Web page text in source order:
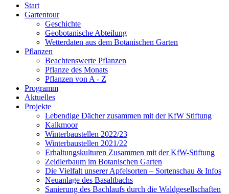
Start
Gartentour
Geschichte
Geobotanische Abteilung
Wetterdaten aus dem Botanischen Garten
Pflanzen
Beachtenswerte Pflanzen
Pflanze des Monats
Pflanzen von A - Z
Programm
Aktuelles
Projekte
Lebendige Dächer zusammen mit der KfW Stiftung
Kalkmoor
Winterbaustellen 2022/23
Winterbaustellen 2021/22
Erhaltungskulturen Zusammen mit der KfW-Stiftung
Zeidlerbaum im Botanischen Garten
Die Vielfalt unserer Apfelsorten – Sortenschau & Infos
Neuanlage des Basaltbachs
Sanierung des Bachlaufs durch die Waldgesellschaften